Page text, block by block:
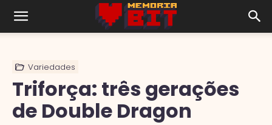
Variedades
Triforça: três gerações
de Double Dragon